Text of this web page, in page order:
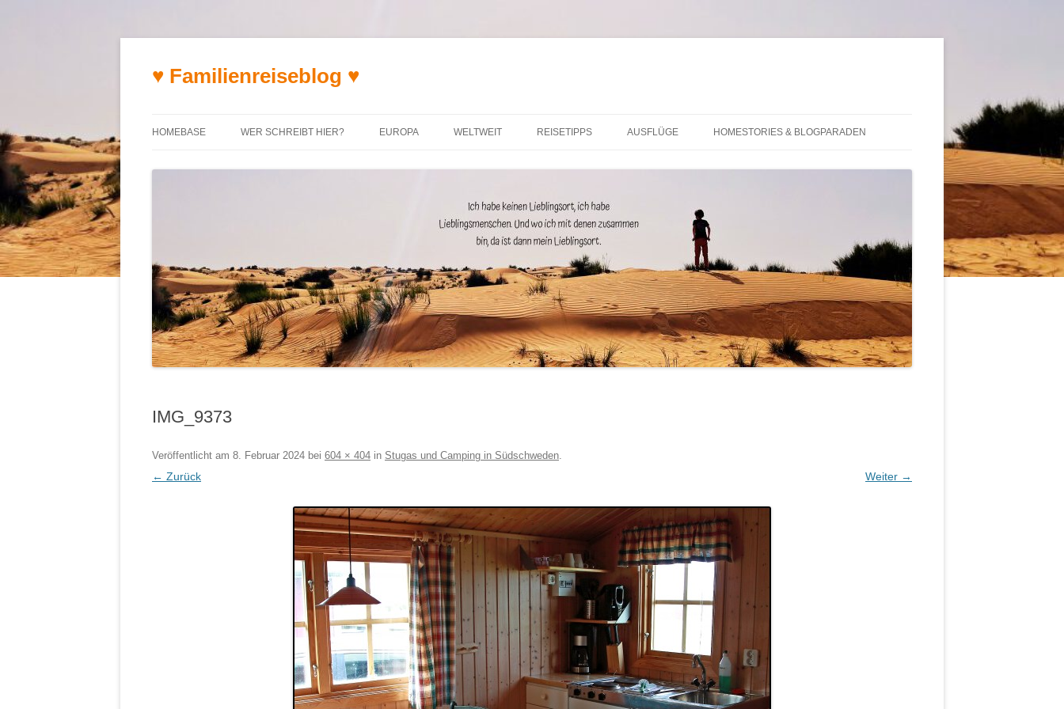
♥ Familienreiseblog ♥
HOMEBASE WER SCHREIBT HIER? EUROPA WELTWEIT REISETIPPS AUSFLÜGE HOMESTORIES & BLOGPARADEN
IMG_9373
Veröffentlicht am 8. Februar 2024 bei 604 × 404 in Stugas und Camping in Südschweden.
← Zurück Weiter →